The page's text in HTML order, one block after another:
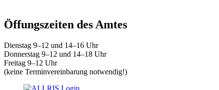
Öffungszeiten des Amtes
Dienstag 9–12 und 14–16 Uhr
Donnerstag 9–12 und 14–18 Uhr
Freitag 9–12 Uhr
(keine Terminvereinbarung notwendig!)